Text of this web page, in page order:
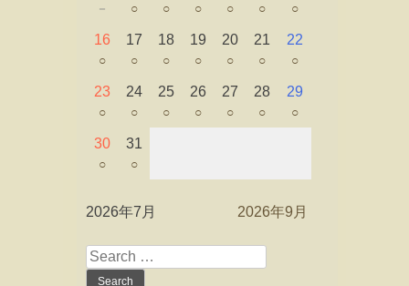
－ ○ ○ ○ ○ ○ ○
16
○
17
○
18
○
19
○
20
○
21
○
22
○
23
○
24
○
25
○
26
○
27
○
28
○
29
○
30
○
31
○
2026年7月 2026年9月
Search
for: